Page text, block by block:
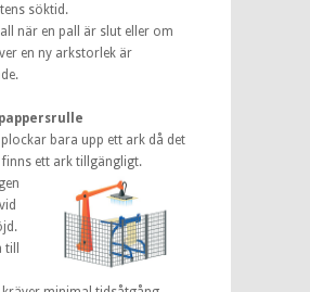
söktid.
när en pall är slut eller om
en ny arkstorlek är
plockar bara upp ett ark då det
ett ark tillgängligt.